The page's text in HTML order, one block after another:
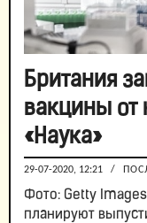
Британия
вакцины от
«Наука»
29-07-2020, 12:21 /
Фото: Getty
планируют